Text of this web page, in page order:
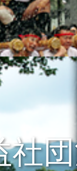
社